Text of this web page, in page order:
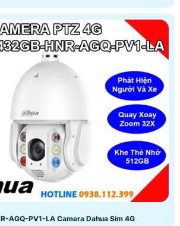
AGQ-PV1-LA Camera Dahua Sim 4G